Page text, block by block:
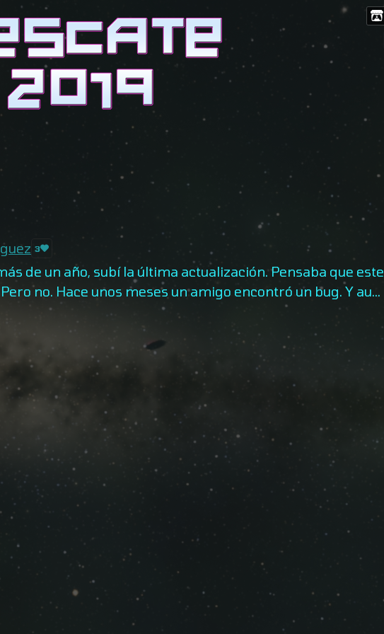
3
de un año, subí la última actualización. Pensaba que este
no. Hace unos meses un amigo encontró un bug. Y au...